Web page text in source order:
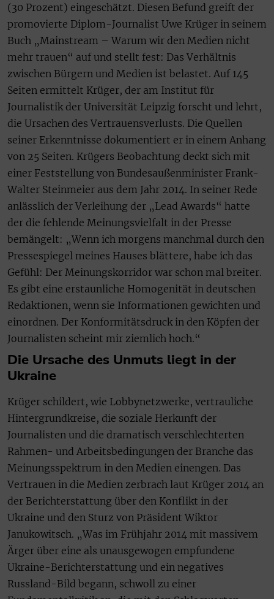
(30 Prozent) eingeschätzt. Diesen Befund greift der
promovierte Diplom-Journalist Uwe Krüger in seinem
Buch „Mainstream – Warum wir den Medien nicht
mehr trauen“ auf und stellt fest: Das Verhältnis
zwischen Bürgern und Medien ist belastet. Auf 145
Seiten ermittelt Krüger, der am Institut für
Journalistik der Universität Leipzig forscht und lehrt,
die Ursachen des Vertrauensverlusts. Die Quellen
seiner Erkenntnisse dokumentiert er in einem Anhang
von 25 Seiten. Krügers Beobachtung deckt sich mit
einer Feststellung von Bundesaußenminister Frank-
Walter Steinmeier aus dem Jahr 2014. In seiner Rede
anlässlich der Verleihung der „Lead Awards“ hatte
der die fehlende Meinungsvielfalt in der Presse
bemängelt: „Wenn ich morgens manchmal durch den
Pressespiegel meines Hauses blättere, habe ich das
Gefühl: Der Meinungskorridor war schon mal breiter.
Es gibt eine erstaunliche Homogenität in deutschen
Redaktionen, wenn sie Informationen gewichten und
einordnen. Der Konformitätsdruck in den Köpfen der
Journalisten scheint mir ziemlich hoch.“
Die Ursache des Unmuts liegt in der
Ukraine
Krüger schildert, wie Lobbynetzwerke, vertrauliche
Hintergrundkreise, die soziale Herkunft der
Journalisten und die dramatisch verschlechterten
Rahmen- und Arbeitsbedingungen der Branche das
Meinungsspektrum in den Medien einengen. Das
Vertrauen in die Medien zerbrach laut Krüger 2014 an
der Berichterstattung über den Konflikt in der
Ukraine und den Sturz von Präsident Wiktor
Janukowitsch. „Was im Frühjahr 2014 mit massivem
Ärger über eine als unausgewogen empfundene
Ukraine-Berichterstattung und ein negatives
Russland-Bild begann, schwoll zu einer